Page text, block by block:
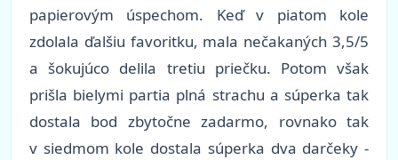
papierovým úspechom. Keď v piatom kole
zdolala ďalšiu favoritku, mala nečakaných 3,5/5
a šokujúco delila tretiu priečku. Potom však
prišla bielymi partia plná strachu a súperka tak
dostala bod zbytočne zadarmo, rovnako tak
v siedmom kole dostala súperka dva darčeky -